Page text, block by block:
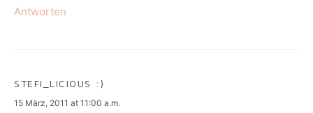
Antworten
STEFI_LICIOUS :)
says:
15 März, 2011 at 11:00 a.m.